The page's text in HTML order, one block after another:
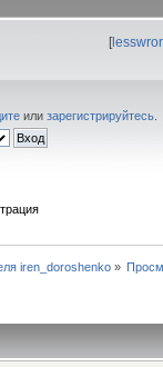
[
или зарегистрируйтесь
iren_doroshenko»